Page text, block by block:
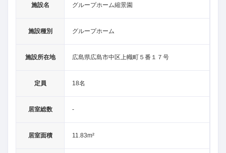
施設名 グループホーム縮景園
施設種別 グループホーム
施設所在地 広島県広島市中区上幟町５番１７号
定員 18名
居室総数 -
居室面積 11.83m²